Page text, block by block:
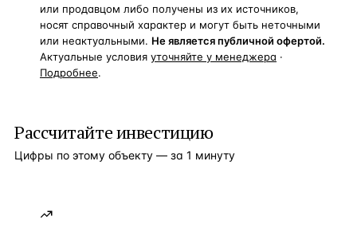
или продавцом либо получены из их источников,
носят справочный характер и могут быть неточными
или неактуальными. Не является публичной офертой.
Актуальные условия уточняйте у менеджера ·
Подробнее.
Рассчитайте инвестицию
Цифры по этому объекту — за 1 минуту